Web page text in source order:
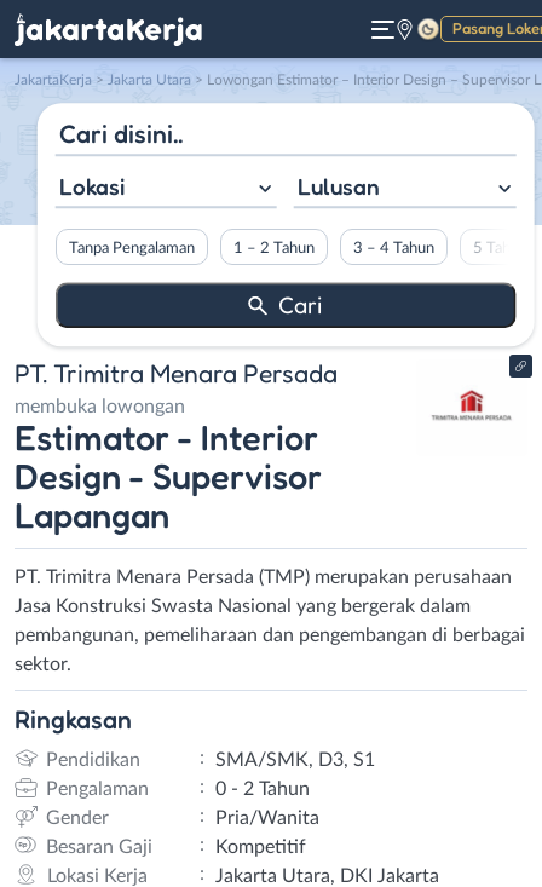
Pasang
Gelap
JakartaKerja > Jakarta Utara > Lowongan Estimator – Interior Design – Supervisor Lapangan di PT. Trimitra Menara Persada
Lokasi Lulusan
Tanpa Pengalaman 1 – 2 Tahun 3 – 4 Tahun 5 Tahun
PT. Trimitra Menara Persada
membuka lowongan
Estimator - Interior
Design - Supervisor
Lapangan
PT. Trimitra Menara Persada (TMP) merupakan perusahaan
Jasa Konstruksi Swasta Nasional yang bergerak dalam
pembangunan, pemeliharaan dan pengembangan di berbagai
sektor.
Ringkasan
Pendidikan :
SMA/SMK, D3, S1
Pengalaman
:
0 - 2 Tahun
Gender
:
Pria/Wanita
Besaran Gaji
:
Kompetitif
Lokasi Kerja
: Jakarta Utara, DKI Jakarta